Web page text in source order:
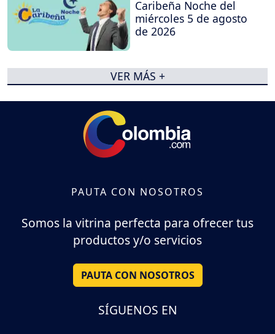
Caribeña Noche del
miércoles 5 de agosto
de 2026
VER MÁS +
PAUTA CON NOSOTROS
Somos la vitrina perfecta para ofrecer tus
productos y/o servicios
PAUTA CON NOSOTROS
SÍGUENOS EN